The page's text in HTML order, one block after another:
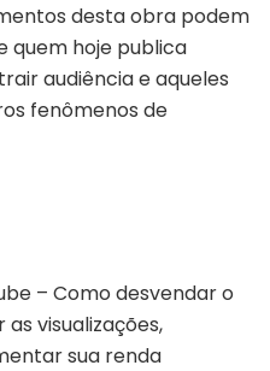
desta obra podem
quem hoje publica
audiência e aqueles
fenômenos de
– Como desvendar o
visualizações,
sua renda